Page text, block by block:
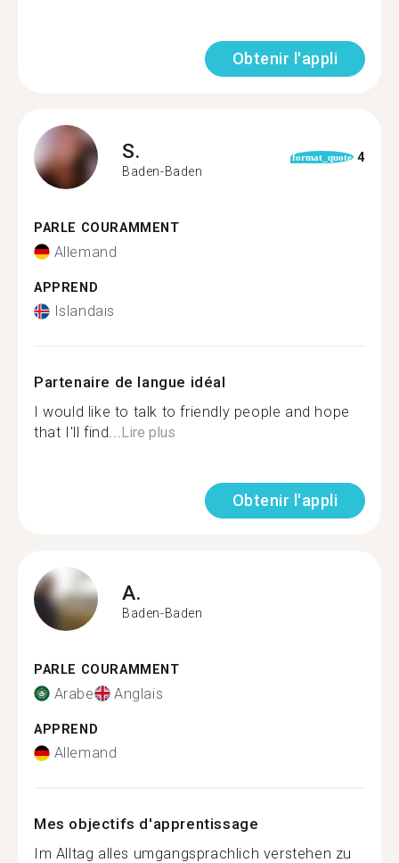
Obtenir l'appli
S.
Baden-Baden
format_quote 4
PARLE COURAMMENT
Allemand
APPREND
Islandais
Partenaire de langue idéal
I would like to talk to friendly people and hope
that I'll find...Lire plus
Obtenir l'appli
A.
Baden-Baden
PARLE COURAMMENT
Arabe Anglais
APPREND
Allemand
Mes objectifs d'apprentissage
Im Alltag alles umgangsprachlich verstehen zu